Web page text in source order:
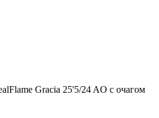
Gracia 25'5/24 AO с очагом